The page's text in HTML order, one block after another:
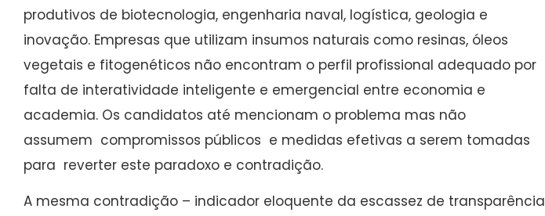
produtivos de biotecnologia, engenharia naval, logística, geologia e
inovação. Empresas que utilizam insumos naturais como resinas, óleos
vegetais e fitogenéticos não encontram o perfil profissional adequado por
falta de interatividade inteligente e emergencial entre economia e
academia. Os candidatos até mencionam o problema mas não
assumem compromissos públicos e medidas efetivas a serem tomadas
para reverter este paradoxo e contradição.
A mesma contradição – indicador eloquente da escassez de transparência